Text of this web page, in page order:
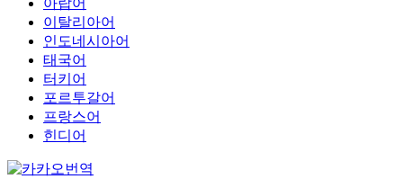
아랍어
이탈리아어
인도네시아어
태국어
터키어
포르투갈어
프랑스어
힌디어